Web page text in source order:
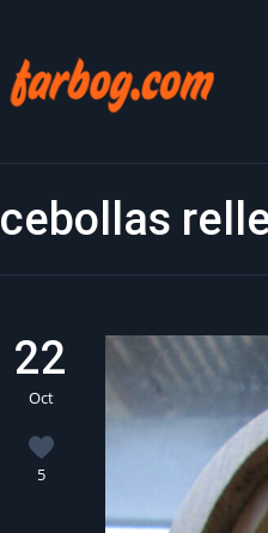
cebollas
22
Oct
5